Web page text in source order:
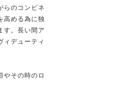
らのコンビネ
高める為に独
す。長い間ア
ィデューティ
やその時のロ